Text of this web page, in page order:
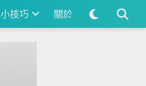
小技巧 關於